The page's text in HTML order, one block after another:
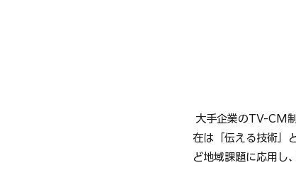
在は「伝える技術」
ど地域課題に応用し